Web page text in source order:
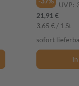
UVP:
21,91 €
3,65 € / 1 St
sofort